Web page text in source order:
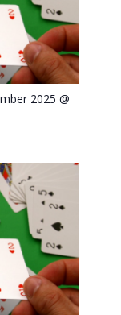
2025 @